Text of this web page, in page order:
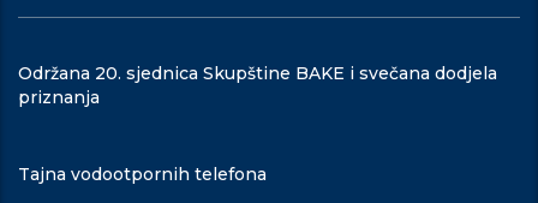
Održana 20. sjednica Skupštine BAKE i svečana dodjela
priznanja
Tajna vodootpornih telefona